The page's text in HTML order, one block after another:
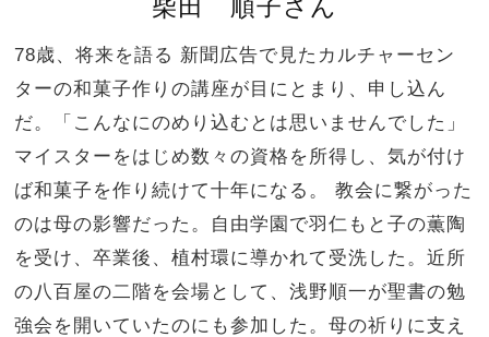
柴田 順子さん
78歳、将来を語る 新聞広告で見たカルチャーセン
ターの和菓子作りの講座が目にとまり、申し込ん
だ。「こんなにのめり込むとは思いませんでした」
マイスターをはじめ数々の資格を所得し、気が付け
ば和菓子を作り続けて十年になる。 教会に繋がった
のは母の影響だった。自由学園で羽仁もと子の薫陶
を受け、卒業後、植村環に導かれて受洗した。近所
の八百屋の二階を会場として、浅野順一が聖書の勉
強会を開いていたのにも参加した。母の祈りに支え